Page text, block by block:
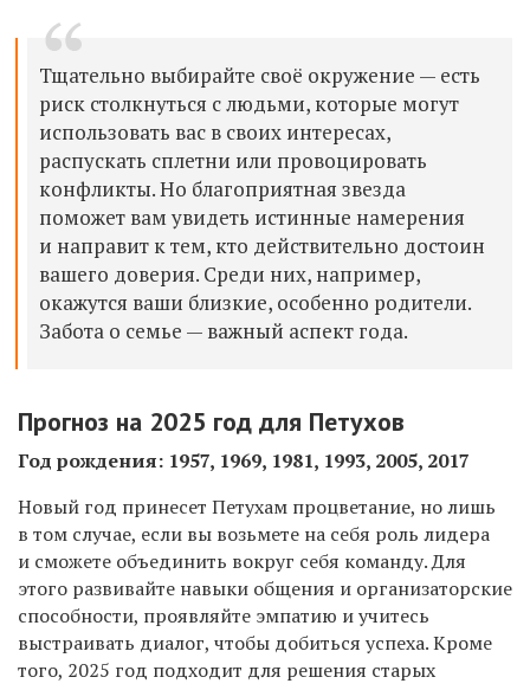
Тщательно выбирайте своё окружение — есть
риск столкнуться с людьми, которые могут
использовать вас в своих интересах,
распускать сплетни или провоцировать
конфликты. Но благоприятная звезда
поможет вам увидеть истинные намерения
и направит к тем, кто действительно достоин
вашего доверия. Среди них, например,
окажутся ваши близкие, особенно родители.
Забота о семье — важный аспект года.
Прогноз на 2025 год для Петухов
Год рождения: 1957, 1969, 1981, 1993, 2005, 2017
Новый год принесет Петухам процветание, но лишь
в том случае, если вы возьмете на себя роль лидера
и сможете объединить вокруг себя команду. Для
этого развивайте навыки общения и организаторские
способности, проявляйте эмпатию и учитесь
выстраивать диалог, чтобы добиться успеха. Кроме
того, 2025 год подходит для решения старых